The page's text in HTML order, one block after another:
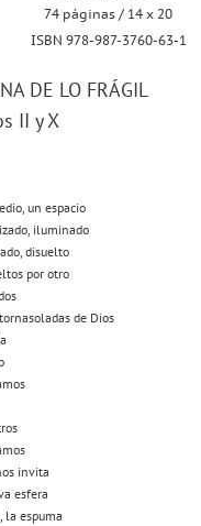
74 páginas / 14 x 20
ISBN 978-987-3760-63-1
DE LO FRÁGIL
II y X
un espacio
iluminado
disuelto
por otro
de Dios
invita
esfera
la espuma